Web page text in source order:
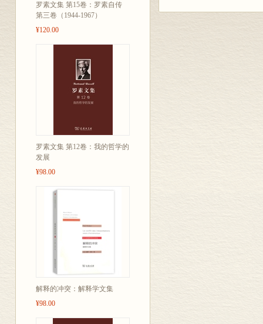
罗素文集 第15卷：罗素自传
第三卷（1944-1967）
¥120.00
罗素文集 第12卷：我的哲学的
发展
¥98.00
解释的冲突：解释学文集
¥98.00